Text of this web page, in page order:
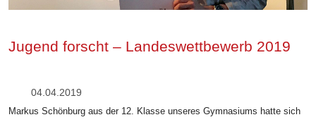
Jugend forscht – Landeswettbewerb 2019
04.04.2019
Markus Schönburg aus der 12. Klasse unseres Gymnasiums hatte sich